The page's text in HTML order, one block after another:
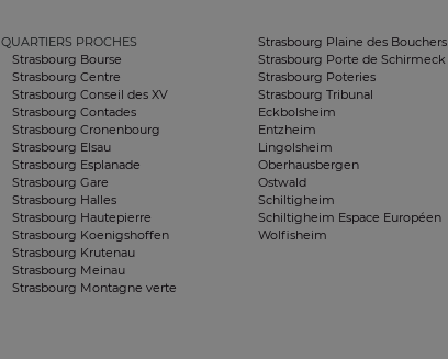
QUARTIERS PROCHES
Strasbourg Bourse
Strasbourg Centre
Strasbourg Conseil des XV
Strasbourg Contades
Strasbourg Cronenbourg
Strasbourg Elsau
Strasbourg Esplanade
Strasbourg Gare
Strasbourg Halles
Strasbourg Hautepierre
Strasbourg Koenigshoffen
Strasbourg Krutenau
Strasbourg Meinau
Strasbourg Montagne verte
Strasbourg Plaine des Bouchers
Strasbourg Porte de Schirmeck
Strasbourg Poteries
Strasbourg Tribunal
Eckbolsheim
Entzheim
Lingolsheim
Oberhausbergen
Ostwald
Schiltigheim
Schiltigheim Espace Européen
Wolfisheim